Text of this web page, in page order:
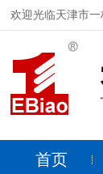
欢迎光临天津市一
首页